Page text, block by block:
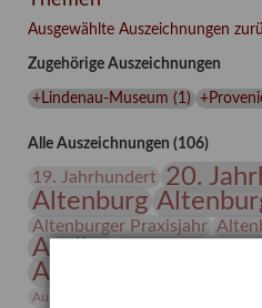
im
des
Lindenau-
Ausgewählte Auszeichnungen
Zugehörige Auszeichnungen
+Lindenau-Museum (1 )
Alle Auszeichnungen (106)
19. Jahrhundert 20.
Altenburg
Altenburger Praxisjahr
Antike
Ausstellung
Ausstellung „Vier Winde“